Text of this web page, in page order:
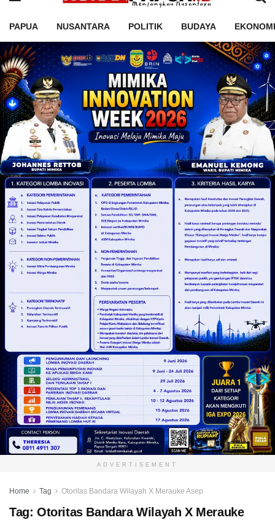
PAPUA NUSANTARA POLITIK BUDAYA EKONOMI
ADVERTISEMENT
Home Tag Otoritas Bandara Wilayah X Merauke Asep
Tag: Otoritas Bandara Wilayah X Merauke